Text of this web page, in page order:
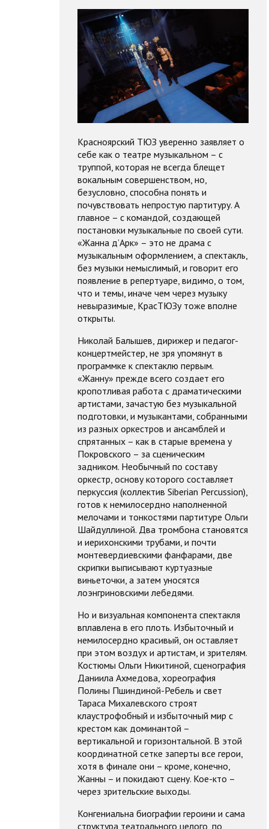
Красноярский ТЮЗ уверенно заявляет о
себе как о театре музыкальном – с
труппой, которая не всегда блещет
вокальным совершенством, но,
безусловно, способна понять и
почувствовать непростую партитуру. А
главное – с командой, создающей
постановки музыкальные по своей сути.
«Жанна д’Арк» – это не драма с
музыкальным оформлением, а спектакль,
без музыки немыслимый, и говорит его
появление в репертуаре, видимо, о том,
что и темы, иначе чем через музыку
невыразимые, КрасТЮЗу тоже вполне
открыты.
Николай Балышев, дирижер и педагог-
концертмейстер, не зря упомянут в
программке к спектаклю первым.
«Жанну» прежде всего создает его
кропотливая работа с драматическими
артистами, зачастую без музыкальной
подготовки, и музыкантами, собранными
из разных оркестров и ансамблей и
спрятанных – как в старые времена у
Покровского – за сценическим
задником. Необычный по составу
оркестр, основу которого составляет
перкуссия (коллектив Siberian Percussion),
готов к немилосердно наполненной
мелочами и тонкостями партитуре Ольги
Шайдуллиной. Два тромбона становятся
и иерихонскими трубами, и почти
монтевердиевскими фанфарами, две
скрипки выписывают куртуазные
виньеточки, а затем уносятся
лоэнгриновскими лебедями.
Но и визуальная компонента спектакля
вплавлена в его плоть. Избыточный и
немилосердно красивый, он оставляет
при этом воздух и артистам, и зрителям.
Костюмы Ольги Никитиной, сценография
Даниила Ахмедова, хореография
Полины Пшиндиной-Ребель и свет
Тараса Михалевского строят
клаустрофобный и избыточный мир с
крестом как доминантой –
вертикальной и горизонтальной. В этой
координатной сетке заперты все герои,
хотя в финале они – кроме, конечно,
Жанны – и покидают сцену. Кое-кто –
через зрительские выходы.
Конгениальна биографии героини и сама
структура театрального целого, по